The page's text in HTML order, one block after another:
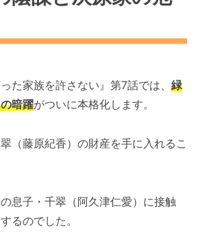
た家族を許さない』第7話では、 緑
暗躍がついに本格化します。
（藤原紀香）の財産を手に入れるこ
息子・千翠（阿久津仁愛）に接触
るのでした。